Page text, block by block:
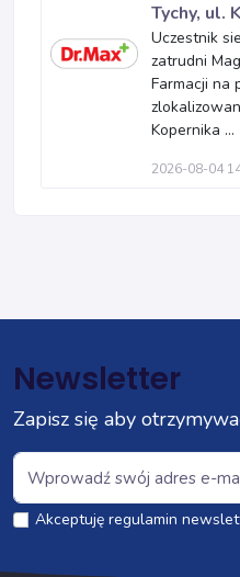
Tychy, ul.
Uczestnik
zatrudni
Farmacji na
Kopernika ...
2026-08-04
Newsletter
Zapisz się aby
Akceptuję regulamin